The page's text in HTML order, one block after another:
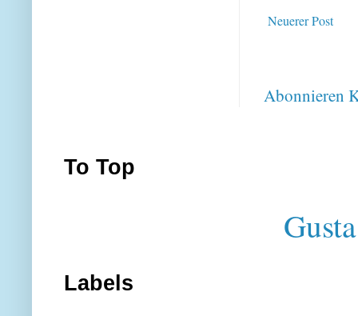
Neuerer Post
Abonnieren
To Top
Labels